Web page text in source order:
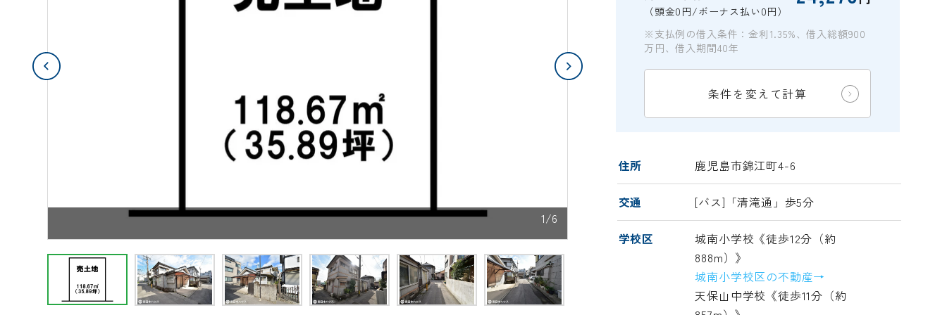
（頭金0円/ボーナス払い0円）
※支払例の借入条件：金利1.35%、借入総額900
万円、借入期間40年
条件を変えて計算
住所 鹿児島市錦江町4-6
交通 [バス]「清滝通」歩5分
学校区
城南小学校《徒歩12分（約
888m）》
城南小学校区の不動産→
天保山中学校《徒歩11分（約
1/6